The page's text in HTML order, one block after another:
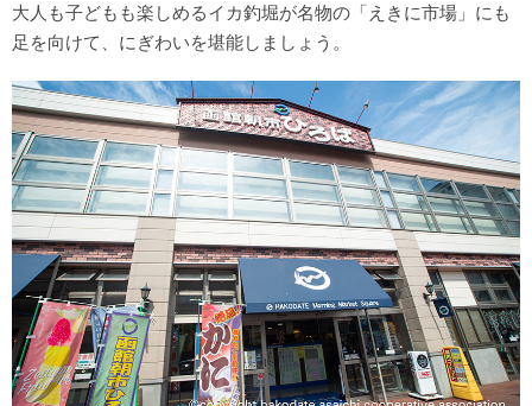
大人も子どもも楽しめるイカ釣堀が名物の「えきに市場」にも
足を向けて、にぎわいを堪能しましょう。